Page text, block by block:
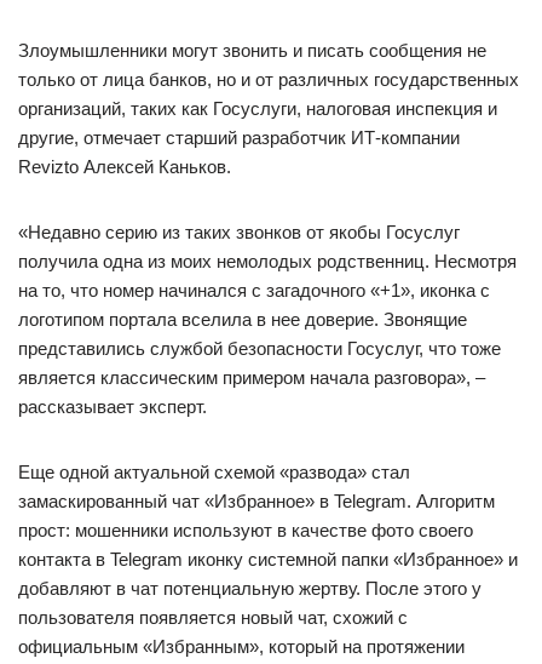
Злоумышленники могут звонить и писать сообщения не
только от лица банков, но и от различных государственных
организаций, таких как Госуслуги, налоговая инспекция и
другие, отмечает старший разработчик ИТ-компании
Revizto Алексей Каньков.
«Недавно серию из таких звонков от якобы Госуслуг
получила одна из моих немолодых родственниц. Несмотря
на то, что номер начинался с загадочного «+1», иконка с
логотипом портала вселила в нее доверие. Звонящие
представились службой безопасности Госуслуг, что тоже
является классическим примером начала разговора», –
рассказывает эксперт.
Еще одной актуальной схемой «развода» стал
замаскированный чат «Избранное» в Telegram. Алгоритм
прост: мошенники используют в качестве фото своего
контакта в Telegram иконку системной папки «Избранное» и
добавляют в чат потенциальную жертву. После этого у
пользователя появляется новый чат, схожий с
официальным «Избранным», который на протяжении